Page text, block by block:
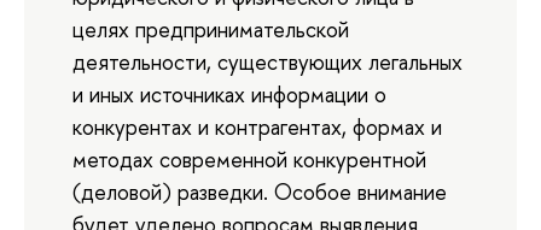
целях предпринимательской
деятельности, существующих легальных
и иных источниках информации о
конкурентах и контрагентах, формах и
методах современной конкурентной
(деловой) разведки. Особое внимание